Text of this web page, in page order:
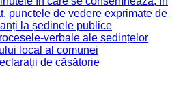
punctele de vedere exprimate de
la ședinele publice
verbale ale ședințelor
local al comunei
de căsătorie